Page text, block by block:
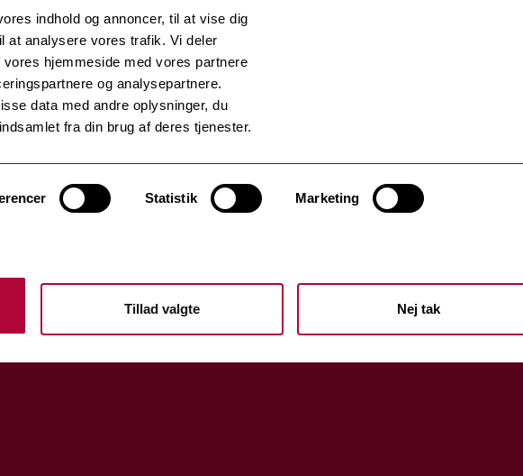
indhold og annoncer, til at vise dig
at analysere vores trafik. Vi deler
hjemmeside med vores partnere
og analysepartnere.
data med andre oplysninger, du
fra din brug af deres tjenester.
Statistik
Marketing
Tillad valgte Nej tak